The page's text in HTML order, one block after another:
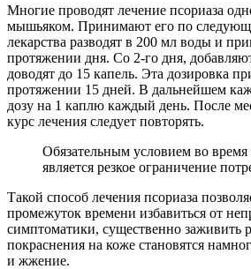
Многие проводят лечение псориаза
мышьяком. Принимают его по
лекарства разводят в 200 мл воды и
протяжении дня. Со 2-го дня,
доводят до 15 капель. Эта дозировка
протяжении 15 дней. В дальнейшем
дозу на 1 каплю каждый день. После
курс лечения следует повторять.
Обязательным условием во время
является резкое ограничение
Такой способ лечения псориаза
промежуток времени избавиться от
симптоматики, существенно заживить
покраснения на коже становятся
и жжение.